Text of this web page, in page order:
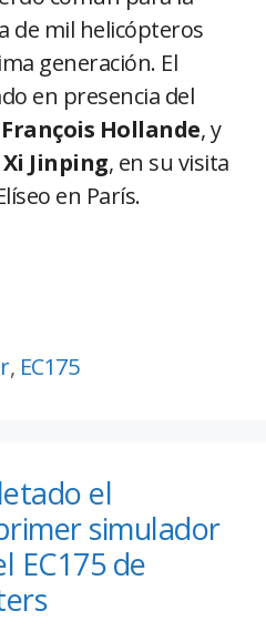
de mil helicópteros
generación. El
en presencia del
François Hollande, y
Xi Jinping, en su visita
en París.
, EC175
el
simulador
EC175 de